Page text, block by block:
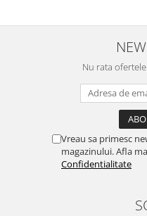
Nu rata
Vreau sa primesc
magazinului. Afla
Confidentialitate